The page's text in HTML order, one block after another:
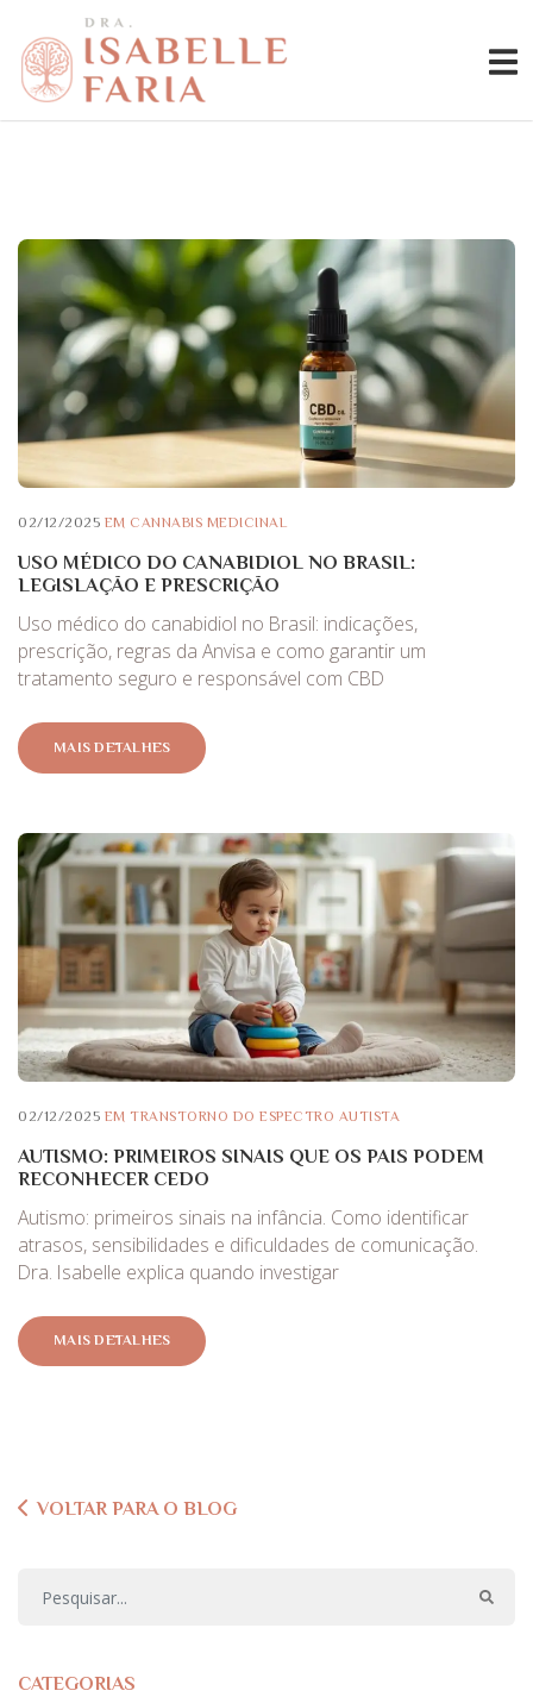
02/12/2025 EM CANNABIS MEDICINAL
USO MÉDICO DO CANABIDIOL NO BRASIL:
LEGISLAÇÃO E PRESCRIÇÃO
Uso médico do canabidiol no Brasil: indicações,
prescrição, regras da Anvisa e como garantir um
tratamento seguro e responsável com CBD
MAIS DETALHES
02/12/2025 EM TRANSTORNO DO ESPECTRO AUTISTA
AUTISMO: PRIMEIROS SINAIS QUE OS PAIS PODEM
RECONHECER CEDO
Autismo: primeiros sinais na infância. Como identificar
atrasos, sensibilidades e dificuldades de comunicação.
Dra. Isabelle explica quando investigar
MAIS DETALHES
VOLTAR PARA O BLOG
CATEGORIAS